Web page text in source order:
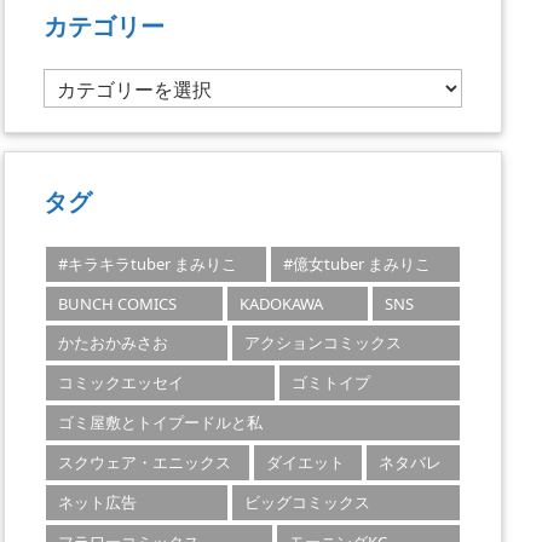
カテゴリー
カ
テ
ゴ
ー
タグ
#キラキラtuber まみりこ
#億女tuber まみりこ
BUNCH COMICS
KADOKAWA
SNS
かたおかみさお
アクションコミックス
コミックエッセイ
ゴミトイプ
ゴミ屋敷とトイプードルと私
スクウェア・エニックス
ダイエット
ネタバレ
ネット広告
ビッグコミックス